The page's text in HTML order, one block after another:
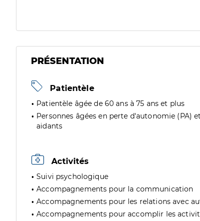
PRÉSENTATION
Patientèle
Patientèle âgée de 60 ans à 75 ans et plus
Personnes âgées en perte d'autonomie (PA) et
aidants
Activités
Suivi psychologique
Accompagnements pour la communication
Accompagnements pour les relations avec
Accompagnements pour accomplir les